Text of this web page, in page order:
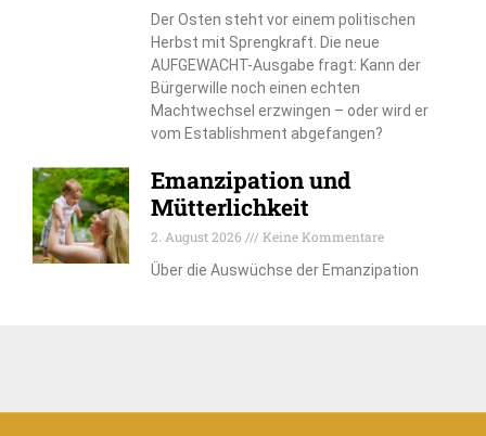
Der Osten steht vor einem politischen
Herbst mit Sprengkraft. Die neue
AUFGEWACHT-Ausgabe fragt: Kann der
Bürgerwille noch einen echten
Machtwechsel erzwingen – oder wird er
vom Establishment abgefangen?
Emanzipation und
Mütterlichkeit
2. August 2026
Keine Kommentare
Über die Auswüchse der Emanzipation